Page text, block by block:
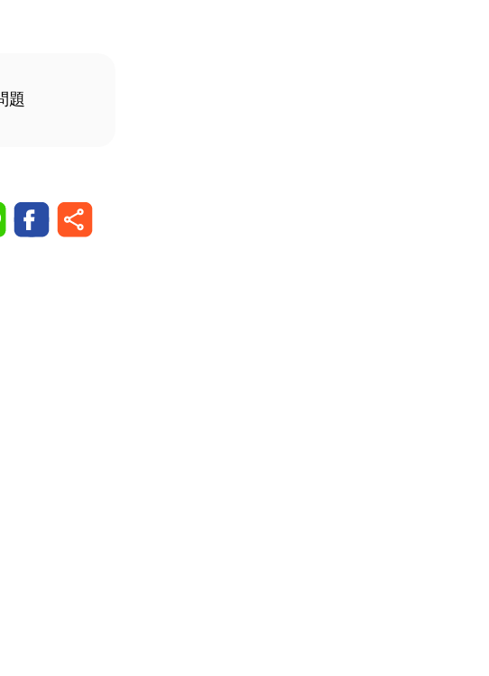
題